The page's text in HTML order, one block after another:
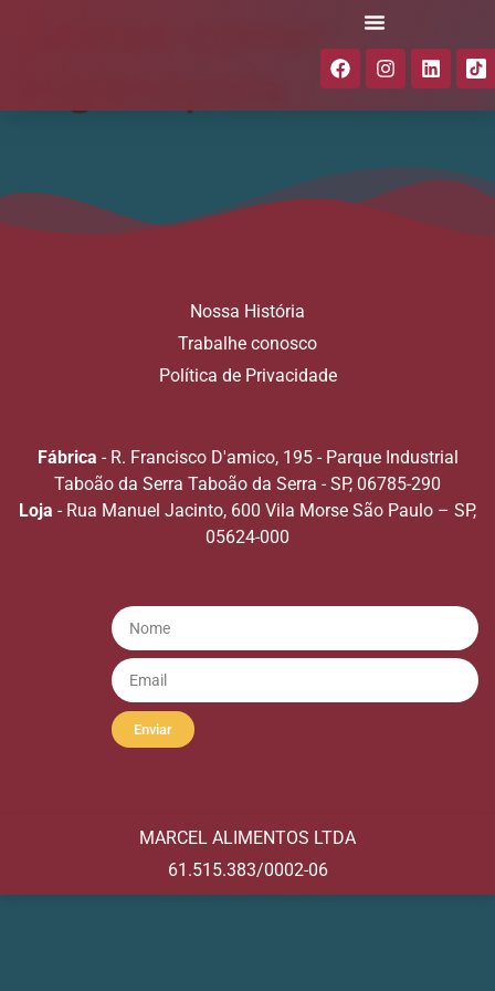
Bairros-comer:
Nossa História
Trabalhe conosco
Política de Privacidade
Fábrica - R. Francisco D'amico, 195 - Parque Industrial
Taboão da Serra Taboão da Serra - SP, 06785-290
Loja - Rua Manuel Jacinto, 600 Vila Morse São Paulo – SP,
05624-000
Enviar
MARCEL ALIMENTOS LTDA
61.515.383/0002-06